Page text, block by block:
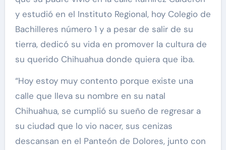
y estudió en el Instituto Regional, hoy Colegio de
Bachilleres número 1 y a pesar de salir de su
tierra, dedicó su vida en promover la cultura de
su querido Chihuahua donde quiera que iba.
“Hoy estoy muy contento porque existe una
calle que lleva su nombre en su natal
Chihuahua, se cumplió su sueño de regresar a
su ciudad que lo vio nacer, sus cenizas
descansan en el Panteón de Dolores, junto con